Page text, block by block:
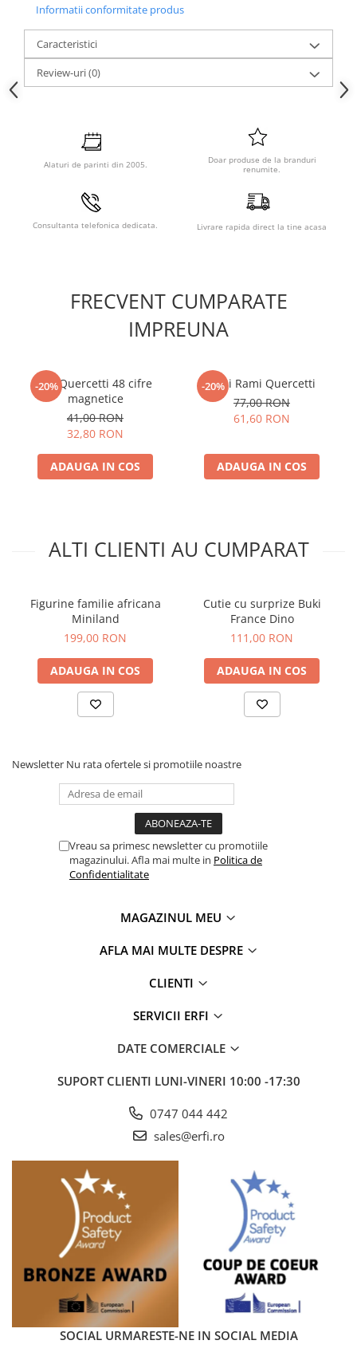
Informatii conformitate produs
Caracteristici
Review-uri(0)
Alaturi de parinti din 2005.
Doar produse de la branduri
renumite.
Consultanta telefonica dedicata. Livrare rapida direct la tine acasa
FRECVENT CUMPARATE
IMPREUNA
-20%
Set Quercetti 48 cifre
magnetice
41,00 RON
32,80 RON
ADAUGA IN COS
-20%
Mini Rami Quercetti
77,00 RON
61,60 RON
ADAUGA IN COS
ALTI CLIENTI AU CUMPARAT
Figurine familie africana
Miniland
199,00 RON
ADAUGA IN COS
Cutie cu surprize Buki
France Dino
111,00 RON
ADAUGA IN COS
Newsletter Nu rata ofertele si promotiile noastre
Vreau sa primesc newsletter cu promotiile
magazinului. Afla mai multe in Politica de
Confidentialitate
MAGAZINUL MEU
AFLA MAI MULTE DESPRE
CLIENTI
SERVICII ERFI
DATE COMERCIALE
SUPORT CLIENTI LUNI-VINERI 10:00 -17:30
0747 044 442
sales@erfi.ro
SOCIAL URMARESTE-NE IN SOCIAL MEDIA